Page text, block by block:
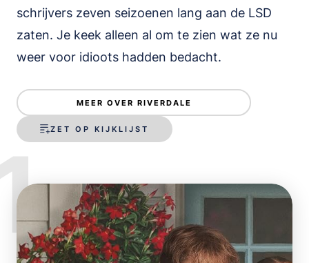
schrijvers zeven seizoenen lang aan de LSD
zaten. Je keek alleen al om te zien wat ze nu
weer voor idioots hadden bedacht.
MEER OVER RIVERDALE
ZET OP KIJKLIJST